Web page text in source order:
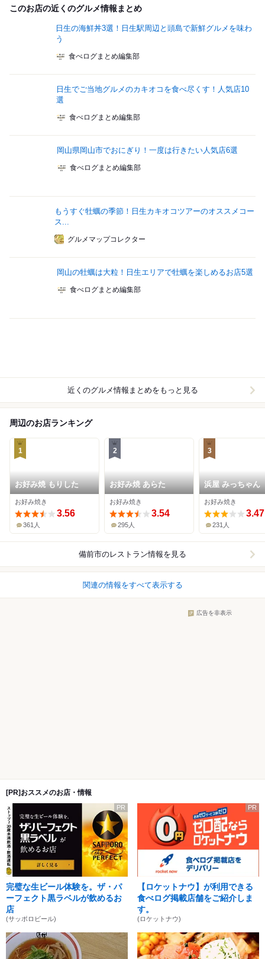
このお店の近くのグルメ情報まとめ
日生の海鮮丼3選！日生駅周辺と頭島で新鮮グルメを味わ
う
食べログまとめ編集部
日生でご当地グルメのカキオコを食べ尽くす！人気店10
選
食べログまとめ編集部
岡山県岡山市でおにぎり！一度は行きたい人気店6選
食べログまとめ編集部
もうすぐ牡蠣の季節！日生カキオコツアーのオススメコー
ス...
グルメマップコレクター
岡山の牡蠣は大粒！日生エリアで牡蠣を楽しめるお店5選
食べログまとめ編集部
近くのグルメ情報まとめをもっと見る
周辺のお店ランキング
1
お好み焼 もりした
お好み焼き
3.56
361人
2
お好み焼 あらた
お好み焼き
3.54
295人
3
浜屋 みっちゃん
お好み焼き
3.47
231人
備前市のレストラン情報を見る
関連の情報をすべて表示する
広告を非表示
[PR]おススメのお店・情報
PR
完璧な生ビール体験を。ザ・パ
ーフェクト黒ラベルが飲めるお
店
(サッポロビール)
PR
【ロケットナウ】が利用できる
食べログ掲載店舗をご紹介しま
す。
(ロケットナウ)